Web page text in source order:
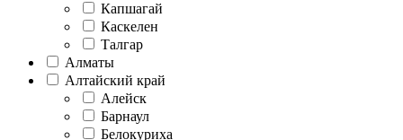
Капшагай
Каскелен
Талгар
Алматы
Алтайский край
Алейск
Барнаул
Белокуриха